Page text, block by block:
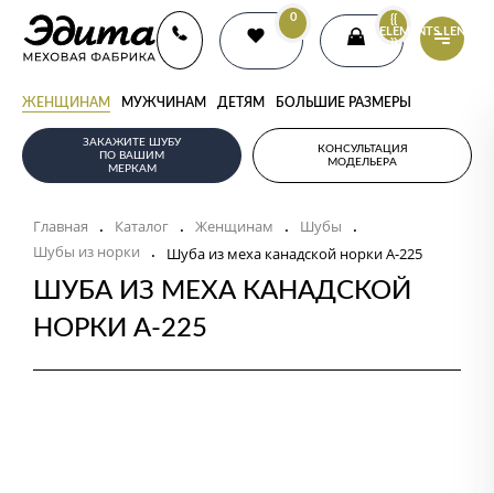
0
{{
ELEMENTS.LENGTH
}}
ЖЕНЩИНАМ МУЖЧИНАМ ДЕТЯМ БОЛЬШИЕ РАЗМЕРЫ
ЗАКАЖИТЕ ШУБУ
ПО ВАШИМ
МЕРКАМ
КОНСУЛЬТАЦИЯ
МОДЕЛЬЕРА
Главная . Каталог . Женщинам . Шубы .
Шубы из норки . Шуба из меха канадской норки А-225
ШУБА ИЗ МЕХА КАНАДСКОЙ
НОРКИ А-225